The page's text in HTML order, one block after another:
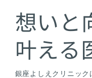
想いと
叶える
銀座よしえクリニック